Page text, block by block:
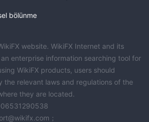
bölünme
website. WikiFX Internet and its
enterprise information searching tool for
WikiFX products, users should
the relevant laws and regulations of the
they are located.
；